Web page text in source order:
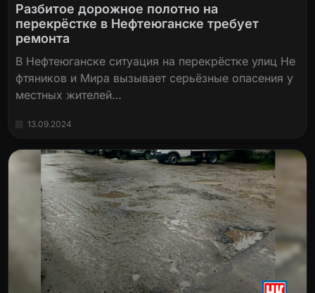
Разбитое дорожное полотно на
перекрёстке в Нефтеюганске требует
ремонта
В Нефтеюганске ситуация на перекрёстке улиц Не
фтяников и Мира вызывает серьёзные опасения у
местных жителей…
13.09.2024